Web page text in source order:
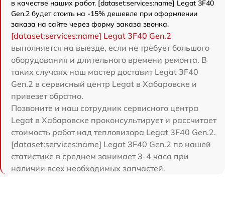
в качестве наших работ. [dataset:services:name] Legat 3F40
Gen.2 будет стоить на -15% дешевле при оформлении
заказа на сайте через форму заказа звонка.
[dataset:services:name] Legat 3F40 Gen.2
выполняется на выезде, если не требует большого
оборудования и длительного времени ремонта. В
таких случаях наш мастер доставит Legat 3F40
Gen.2 в сервисный центр Legat в Хабаровске и
привезет обратно.
Позвоните и наш сотрудник сервисного центра
Legat в Хабаровске проконсультирует и рассчитает
стоимость работ над тепловизора Legat 3F40 Gen.2.
[dataset:services:name] Legat 3F40 Gen.2 по нашей
статистике в среднем занимает 3-4 часа при
наличии всех необходимых запчастей.